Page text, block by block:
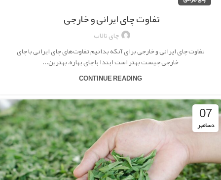
تفاوت چای ایرانی و خارجی
چای تالاب
تفاوت چای ایرانی و خارجی برای آنکه بدانیم تفاوت‌های چای ایرانی با چای
خارجی چیست بهتر است ابتدا با چای بهاره، بهترین...
CONTINUE READING
07
دسامبر